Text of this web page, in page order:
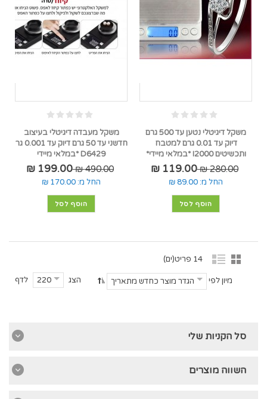
משקל דיגיטלי נטען עד 500 גרם
דיוק עד 0.01 גרם למטבח
ותכשיטים I2000 *במלאי מיידי*
280.00 ₪
119.00 ₪
החל מ: 89.00 ₪
הוסף לסל
משקל מעבדה דיגיטלי בעיצוב
חדשני עד 50 גרם דיוק עד 0.001 גר
D6429 *במלאי מיידי
490.00 ₪
199.00 ₪
החל מ: 170.00 ₪
הוסף לסל
14 פריט(ים)
הצג 220 לדף מיון לפי הגדר מוצר כחדש מתאריך
סל הקניות שלי
השווה מוצרים